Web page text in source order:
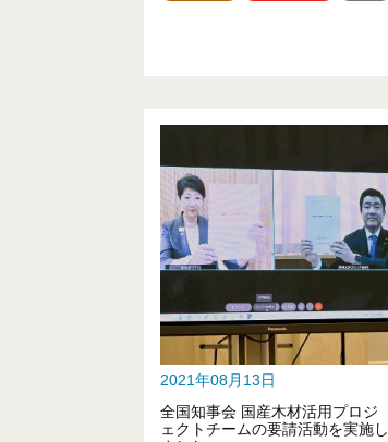
2021年08月13日
全国知事会 国産木材活用プロジ
ェクトチームの要請活動を実施し